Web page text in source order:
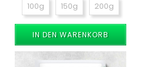
100g 150g 200g
IN DEN WARENKORB